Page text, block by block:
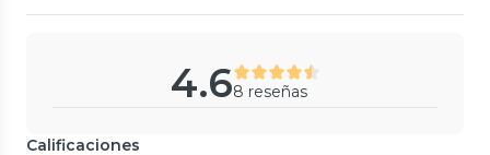
4.68 reseñas
Calificaciones